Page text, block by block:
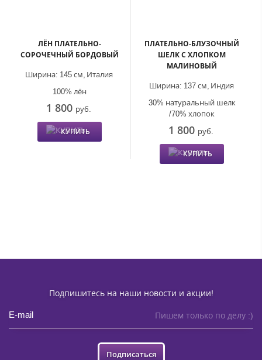
ЛЁН ПЛАТЕЛЬНО-
СОРОЧЕЧНЫЙ БОРДОВЫЙ
Италия
Ширина: 145 см,
100% лён
1 800 руб.
КУПИТЬ
ПЛАТЕЛЬНО-БЛУЗОЧНЫЙ
ШЕЛК С ХЛОПКОМ
МАЛИНОВЫЙ
Индия
Ширина: 137 см,
30% натуральный шелк
/70% хлопок
1 800 руб.
КУПИТЬ
Подпишитесь на наши новости и акции!
Пишем только по делу :)
Подписаться